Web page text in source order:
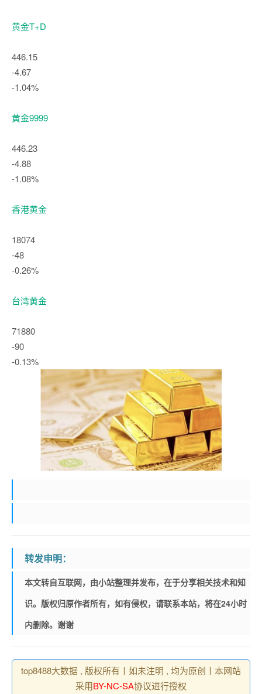
黄金T+D
446.15
-4.67
-1.04%
黄金9999
446.23
-4.88
-1.08%
香港黄金
18074
-48
-0.26%
台湾黄金
71880
-90
-0.13%
转发申明：
本文转自互联网，由小站整理并发布，在于分享相关技术和知
识。版权归原作者所有，如有侵权，请联系本站，将在24小时
内删除。谢谢
top8488大数据 , 版权所有丨如未注明 , 均为原创丨本网站
采用BY-NC-SA协议进行授权